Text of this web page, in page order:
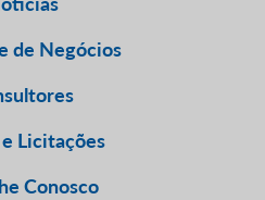
de Negócios
Licitações
Conosco